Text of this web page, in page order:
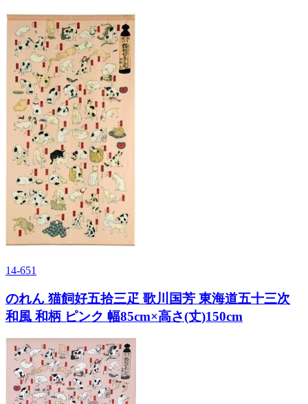
14-651
のれん 猫飼好五拾三疋 歌川国芳 東海道五十三次
和風 和柄 ピンク 幅85cm×高さ(丈)150cm